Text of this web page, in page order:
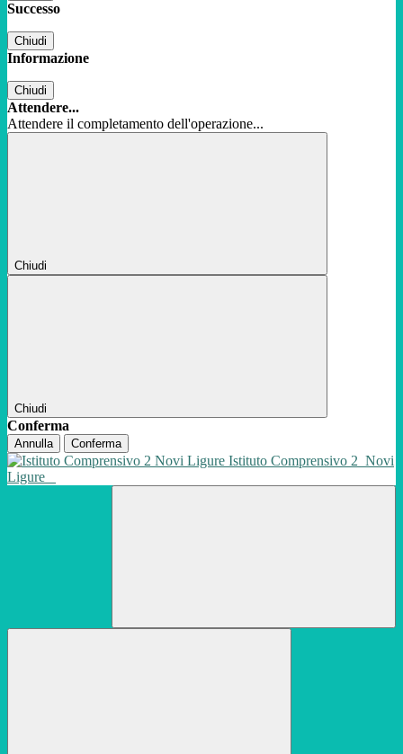
Successo
Chiudi
Informazione
Chiudi
Attendere...
Attendere il completamento dell'operazione...
Chiudi
Chiudi
Conferma
Annulla Conferma
Istituto Comprensivo 2 Novi
Ligure